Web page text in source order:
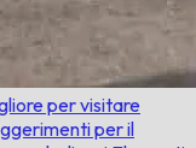
per visitare
per il